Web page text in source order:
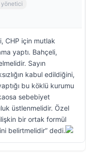
yönetici
CHP için mutlak
yaptı. Bahçeli,
Sayın
kabul edildiğini,
bu köklü kurumu
sebebiyet
üstlenmelidir. Özel
bir ortak formül
belirtmelidir” dedi.